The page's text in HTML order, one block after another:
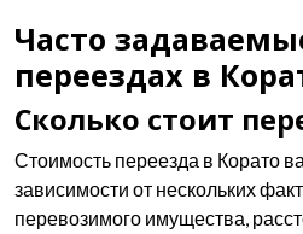
Часто
переездах в
Сколько стоит
Стоимость переезда в Корато
зависимости от нескольких
перевозимого имущества,